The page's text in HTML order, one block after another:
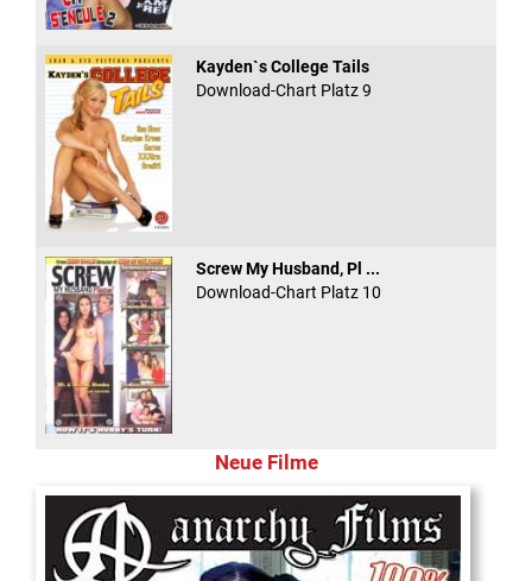
Kayden`s College Tails
Download-Chart Platz 9
Screw My Husband, Pl ...
Download-Chart Platz 10
Neue Filme